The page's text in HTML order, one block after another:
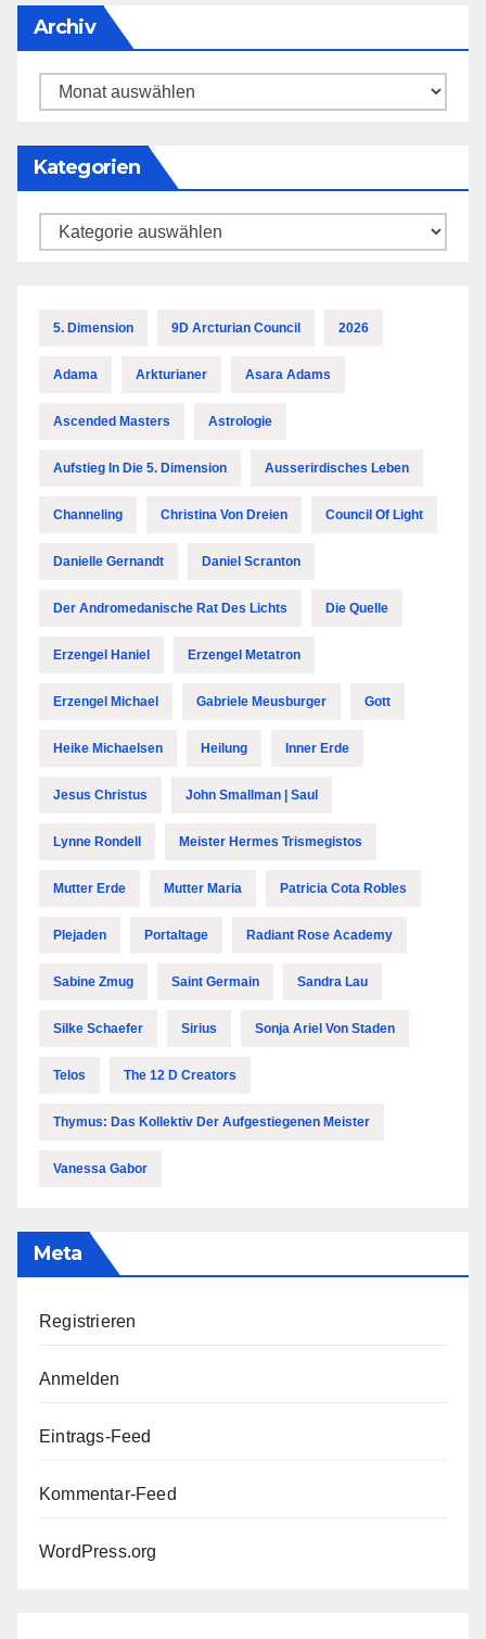
Archiv
Archiv
Kategorien
Kategorien
5. Dimension 9D Arcturian Council 2026
Adama Arkturianer Asara Adams
Ascended Masters Astrologie
Aufstieg In Die 5. Dimension Ausserirdisches Leben
Channeling Christina Von Dreien Council Of Light
Danielle Gernandt Daniel Scranton
Der Andromedanische Rat Des Lichts Die Quelle
Erzengel Haniel Erzengel Metatron
Erzengel Michael Gabriele Meusburger Gott
Heike Michaelsen Heilung Inner Erde
Jesus Christus John Smallman | Saul
Lynne Rondell Meister Hermes Trismegistos
Mutter Erde Mutter Maria Patricia Cota Robles
Plejaden Portaltage Radiant Rose Academy
Sabine Zmug Saint Germain Sandra Lau
Silke Schaefer Sirius Sonja Ariel Von Staden
Telos The 12 D Creators
Thymus: Das Kollektiv Der Aufgestiegenen Meister
Vanessa Gabor
Meta
Registrieren
Anmelden
Eintrags-Feed
Kommentar-Feed
WordPress.org